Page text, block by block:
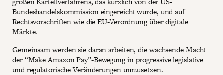
Bundeshandelskommission eingereicht wurde, und auf
Rechtsvorschriften wie die EU-Verordnung über digitale
Märkte.
Gemeinsam werden sie daran arbeiten, die wachsende Macht
der “Make Amazon Pay”-Bewegung in progressive legislative
und regulatorische Veränderungen umzusetzen.